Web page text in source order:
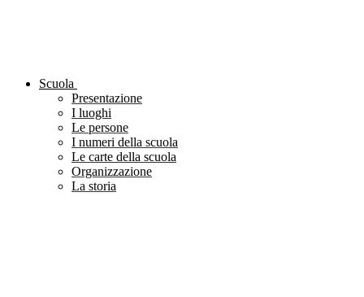
Scuola
Presentazione
I luoghi
Le persone
I numeri della scuola
Le carte della scuola
Organizzazione
La storia